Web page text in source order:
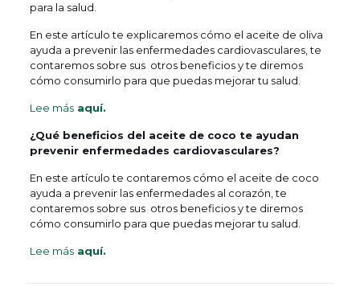
para la salud.
En este artículo te explicaremos cómo el aceite de oliva
ayuda a prevenir las enfermedades cardiovasculares, te
contaremos sobre sus otros beneficios y te diremos
cómo consumirlo para que puedas mejorar tu salud.
Lee másaquí.
¿Qué beneficios del aceite de coco te ayudan
prevenir enfermedades cardiovasculares?
En este artículo te contaremos cómo el aceite de coco
ayuda a prevenir las enfermedades al corazón, te
contaremos sobre sus otros beneficios y te diremos
cómo consumirlo para que puedas mejorar tu salud.
Lee másaquí.